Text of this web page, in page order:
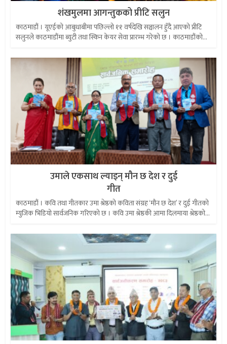
शंखमुलमा आगन्तुकको प्रीटि सलुन
काठमाडौं । यूएईको आबुधाबीमा पछिल्लो ११ वर्षदेखि सञ्चालन हुँदै आएको प्रीटि
सलुनले काठमाडौंमा ब्युटी तथा स्किन केयर सेवा प्रारम्भ गरेको छ । काठमाडौंको...
उमाले एकसाथ ल्याइन् मौन छ देश र दुई
गीत
काठमाडौं । कवि तथा गीतकार उमा श्रेष्ठको कविता संग्रह ‘मौन छ देश’ र दुई गीतको
म्युजिक भिडियो सार्वजनिक गरिएको छ । कवि उमा श्रेष्ठकी आमा दिलमाया श्रेष्ठको...